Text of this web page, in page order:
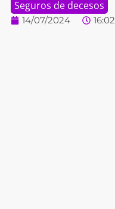
Seguros de decesos
14/07/2024 16:02